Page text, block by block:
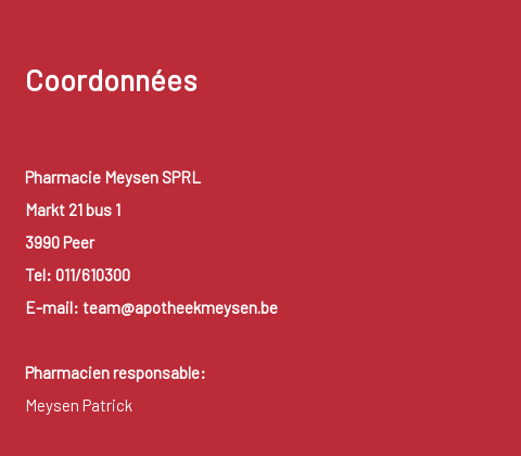
Coordonnées
Pharmacie Meysen SPRL
Markt 21 bus 1
3990 Peer
Tel: 011/610300
E-mail: team@apotheekmeysen.be
Pharmacien responsable:
Meysen Patrick